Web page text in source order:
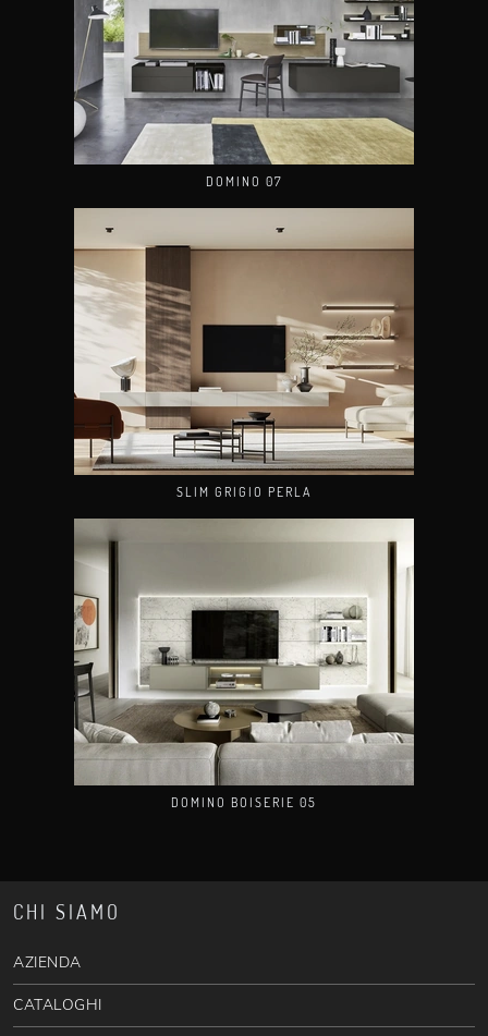
DOMINO 07
SLIM GRIGIO PERLA
DOMINO BOISERIE 05
CHI SIAMO
AZIENDA
CATALOGHI